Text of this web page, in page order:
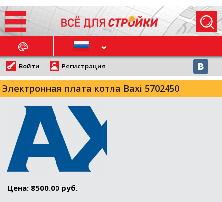
НОВОСТИ
Войти Регистрация
Электронная плата котла Baxi 5702450
Цена: 8500.00 руб.